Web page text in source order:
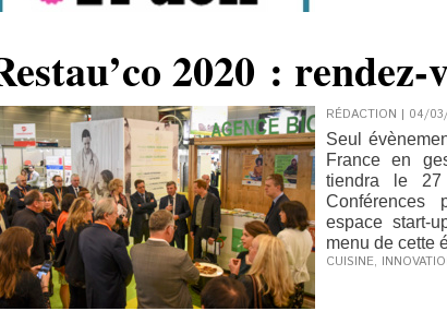
2020 :
RÉDACTION | 04/
Seul
France en
tiendra le
Conférences
espace start-
menu de cette
CUISINE,